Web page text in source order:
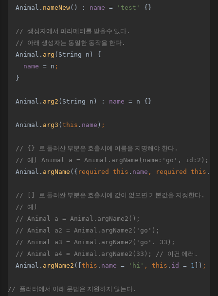
Animal. nameNew() : name = 'test' {}
// 생성자에서 파라메터를 받을수 있다 .
  //
아래 생성자는 동일한 동작을 한다 .
Animal. arg (String n) {
name = n ;
}
  Animal.
arg2 (String n) : name = n {}
  Animal.
arg3 (this . name ) ;
// {} 로 둘러산 부분은 호출시에 이름을 지명해야 한다 .
  //
예 ) Animal a = Animal.argName(name:'go', id:2);
Animal. argName ({ required this . name , required this .
// [] 로 둘러싼 부분은 호출시에 값이 없으면 기본값을 지정한다 .
  //
예 )
  // Animal a = Animal.argName2();
  // Animal a2 = Animal.argName2('go');
  // Animal a3 = Animal.argName2('go'. 33);
  // Animal a4 = Animal.argName2(33); //
이건 에러 .
Animal. argName2 ([this . name = 'hi' , this . id = 1 ]) ;
// 플러터에서 아래 문법은 지원하지 않는다 .